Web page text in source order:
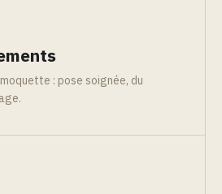
: pose soignée, du